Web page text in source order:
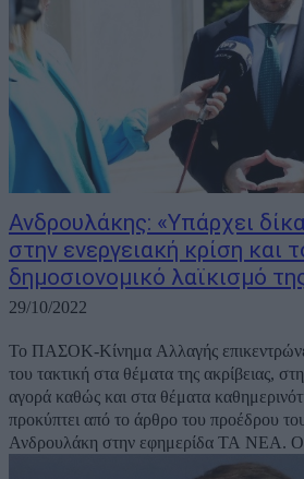
Ανδρουλάκης: «Υπάρχει
στην ενεργειακή κρίση και
δημοσιονομικό λαϊκισμό
29/10/2022
Το ΠΑΣΟΚ-Κίνημα Αλλαγής επικεντρώνει
του τακτική στα θέματα της ακρίβειας,
αγορά καθώς και στα θέματα
προκύπτει από το άρθρο του προέδρου
Ανδρουλάκη